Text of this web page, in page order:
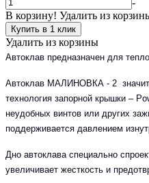
В корзину! Удалить из
Купить в 1 клик
Удалить из корзины
Автоклав предназначен для
Автоклав МАЛИНОВКА - 2
технология запорной крышки –
неудобных винтов или других
поддерживается давлением
Дно автоклава специально
увеличивает жесткость и